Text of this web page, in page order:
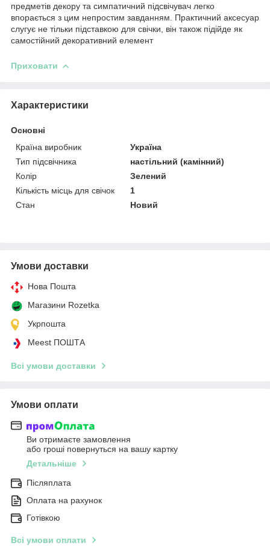
предметів декору та симпатичний підсвічувач легко
впорається з цим непростим завданням. Практичний аксесуар
слугує не тільки підставкою для свічки, він також підійде як
самостійний декоративний елемент
Приховати
Характеристики
Основні
Країна виробник
Україна
Тип підсвічника
настільний (камінний)
Колір
Зелений
Кількість місць для свічок
1
Стан
Новий
Умови доставки
Нова Пошта
Магазини Rozetka
Укрпошта
Meest ПОШТА
Всі умови доставки
Умови оплати
Ви отримаєте замовлення
або гроші повернуться на вашу картку
Детальніше
Післяплата
Оплата на рахунок
Готівкою
Всі умови оплати